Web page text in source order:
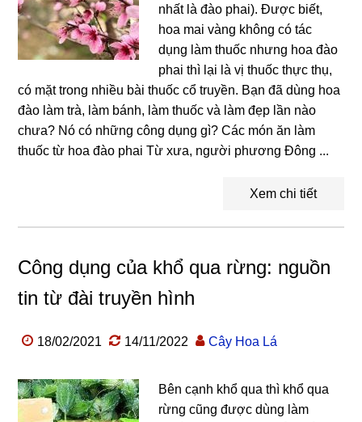
nhất là đào phai). Được biết,
hoa mai vàng không có tác
dụng làm thuốc nhưng hoa đào
phai thì lại là vị thuốc thực thụ,
có mặt trong nhiều bài thuốc cổ truyền. Bạn đã dùng hoa
đào làm trà, làm bánh, làm thuốc và làm đẹp lần nào
chưa? Nó có những công dụng gì? Các món ăn làm
thuốc từ hoa đào phai Từ xưa, người phương Đông ...
Xem chi tiết
Công dụng của khổ qua rừng: nguồn
tin từ đài truyền hình
18/02/2021 14/11/2022 Cây Hoa Lá
Bên cạnh khổ qua thì khổ qua
rừng cũng được dùng làm